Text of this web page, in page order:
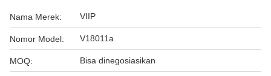
Nama Merek: VIIP
Nomor Model: V18011a
MOQ: Bisa dinegosiasikan